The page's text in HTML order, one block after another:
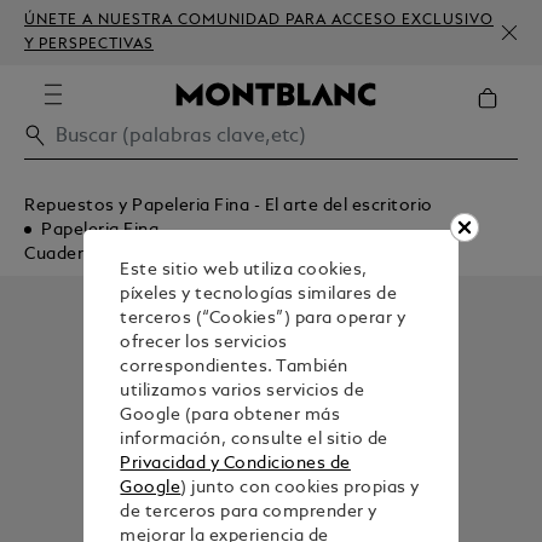
ÚNETE A NUESTRA COMUNIDAD PARA ACCESO EXCLUSIVO
Y PERSPECTIVAS
Repuestos y Papeleria Fina - El arte del escritorio
Papeleria Fina
Cuadernos
Este sitio web utiliza cookies,
píxeles y tecnologías similares de
terceros (“Cookies”) para operar y
ofrecer los servicios
correspondientes. También
utilizamos varios servicios de
Google (para obtener más
información, consulte el sitio de
Privacidad y Condiciones de
Google) junto con cookies propias y
de terceros para comprender y
mejorar la experiencia de